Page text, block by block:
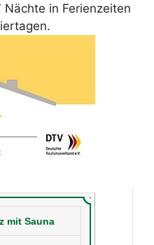
in Ferienzeiten
mit Sauna